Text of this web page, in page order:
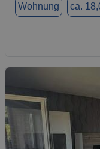
Wohnung ca.